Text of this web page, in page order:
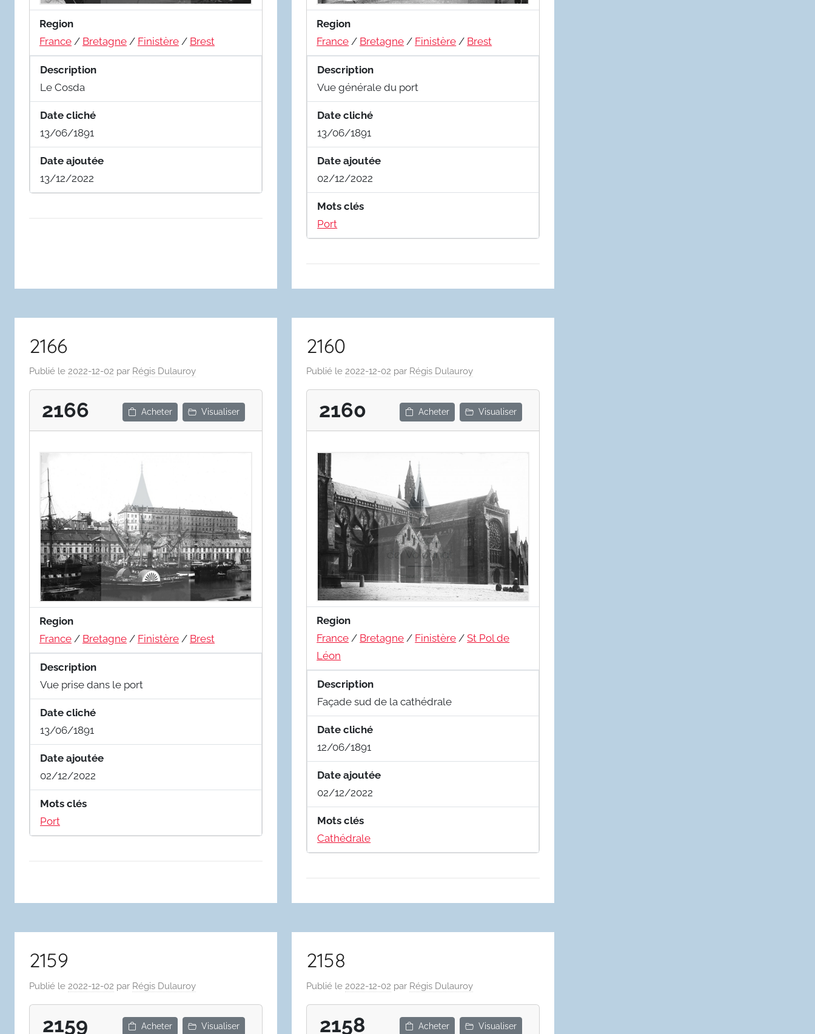
Region
France / Bretagne / Finistère / Brest
Description
Le Cosda
Date cliché
13/06/1891
Date ajoutée
13/12/2022
Region
France / Bretagne / Finistère / Brest
Description
Vue générale du port
Date cliché
13/06/1891
Date ajoutée
02/12/2022
Mots clés
Port
2166
Publié le 2022-12-02 par Régis Dulauroy
2166 Acheter Visualiser
Region
France / Bretagne / Finistère / Brest
Description
Vue prise dans le port
Date cliché
13/06/1891
Date ajoutée
02/12/2022
Mots clés
Port
2160
Publié le2022-12-02 par Régis Dulauroy
2160 Acheter Visualiser
Region
France / Bretagne / Finistère /St Pol de
Léon
Description
Façade sud de la cathédrale
Date cliché
12/06/1891
Date ajoutée
02/12/2022
Mots clés
Cathédrale
2159
Publié le 2022-12-02 par Régis Dulauroy
2159 Acheter Visualiser
2158
Publié le2022-12-02 par Régis Dulauroy
2158 Acheter Visualiser